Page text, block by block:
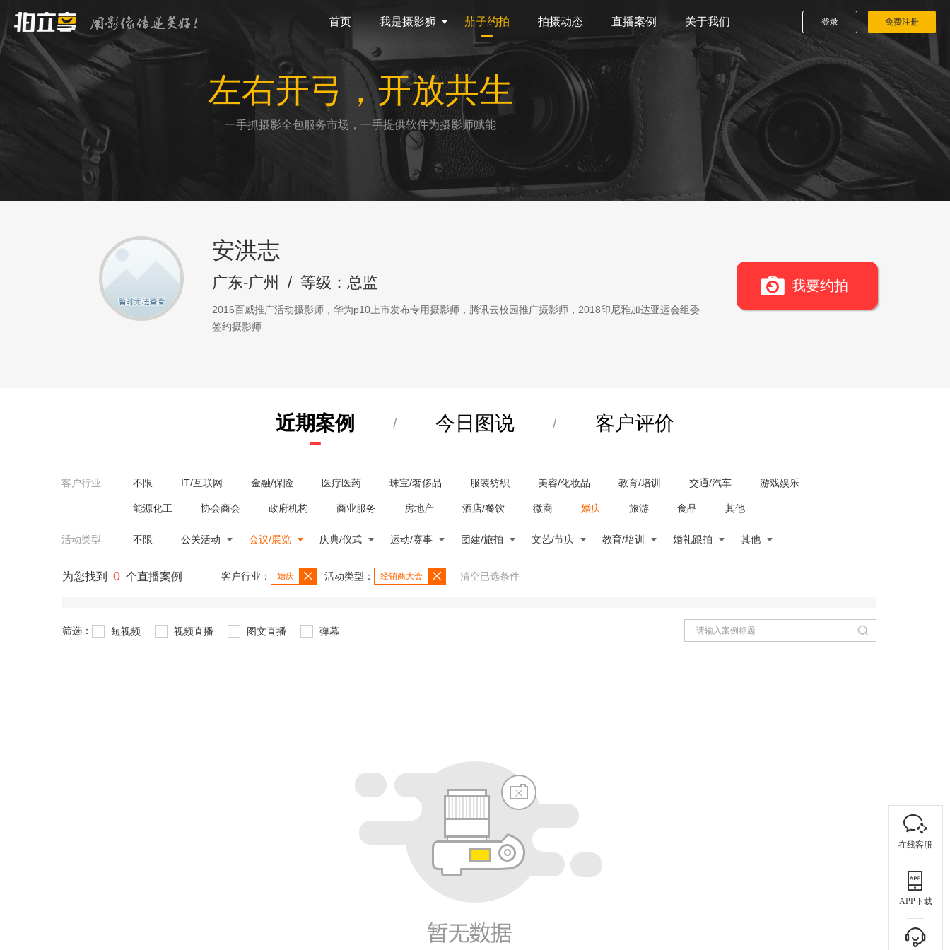
首页 我是摄影狮 茄子约拍 拍摄动态 直播案例 关于我们 登录 免费注册
左右开弓，开放共生
一手抓摄影全包服务市场，一手提供软件为摄影师赋能
安洪志
广东-广州 / 等级：总监
2016百威推广活动摄影师，华为p10上市发布专用摄影师，腾讯云校园推广摄影师，2018印尼雅加达亚运会组委
签约摄影师
我要约拍
近期案例 / 今日图说 / 客户评价
客户行业 不限 IT/互联网 金融/保险 医疗医药 珠宝/奢侈品 服装纺织 美容/化妆品 教育/培训 交通/汽车 游戏娱乐
能源化工 协会商会 政府机构 商业服务 房地产 酒店/餐饮 微商 婚庆 旅游 食品 其他
活动类型 不限 公关活动 会议/展览 庆典/仪式 运动/赛事 团建/旅拍 文艺/节庆 教育/培训 婚礼跟拍 其他
为您找到 0 个直播案例 客户行业： 婚庆 活动类型： 经销商大会 清空已选条件
筛选： 短视频 视频直播 图文直播 弹幕
在线客服
APP下载